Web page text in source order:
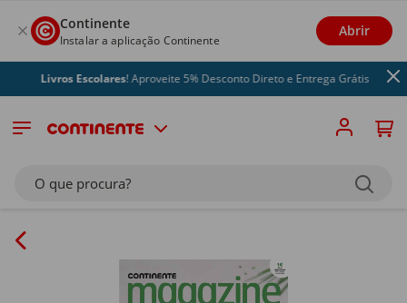
Continente
Instalar a aplicação Continente
Abrir
Livros Escolares! Aproveite 5% Desconto Direto e Entrega Grátis
O que procura?